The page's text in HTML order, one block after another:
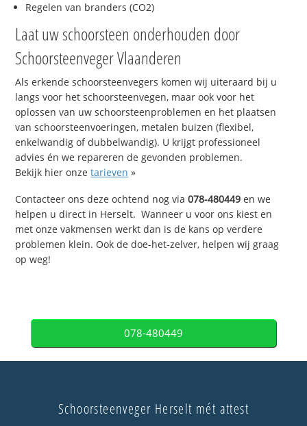
Regelen van branders (CO2)
Laat uw schoorsteen onderhouden door
Schoorsteenveger Vlaanderen
Als erkende schoorsteenvegers komen wij uiteraard bij u
langs voor het schoorsteenvegen, maar ook voor het
oplossen van uw schoorsteenproblemen en het plaatsen
van schoorsteenvoeringen, metalen buizen (flexibel,
enkelwandig of dubbelwandig). U krijgt professioneel
advies én we repareren de gevonden problemen.
Bekijk hier onzetarieven »
Contacteer ons deze ochtend nog via078-480449 en we
helpen u direct in Herselt. Wanneer u voor ons kiest en
met onze vakmensen werkt dan is de kans op verdere
problemen klein. Ook de doe-het-zelver, helpen wij graag
op weg!
078-480449
Schoorsteenveger Herselt mét attest